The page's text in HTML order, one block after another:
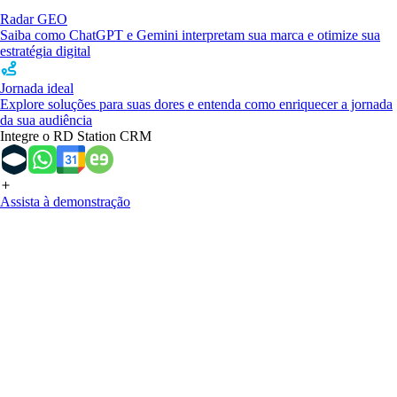
Radar GEO
Saiba como ChatGPT e Gemini interpretam sua marca e otimize sua
estratégia digital
Jornada ideal
Explore soluções para suas dores e entenda como enriquecer a jornada
da sua audiência
Integre o RD Station CRM
Assista à demonstração